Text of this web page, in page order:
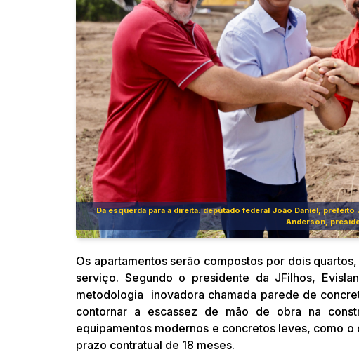
Da esquerda para a direita: deputado federal João Daniel;
Anderson,
Os apartamentos serão compostos por dois
serviço. Segundo o presidente da JFilhos,
metodologia inovadora chamada parede de
contornar a escassez de mão de obra na
equipamentos modernos e concretos leves, como
prazo contratual de 18 meses.